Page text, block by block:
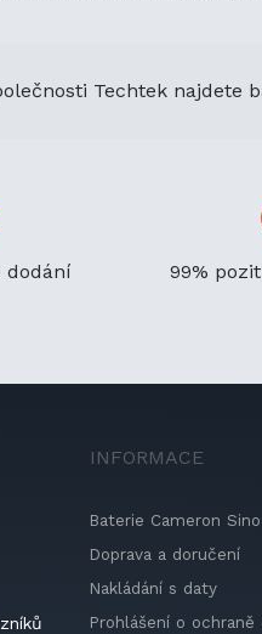
Techtek najdete
dodání 99%
INFORMACE
Baterie Cameron Sino
Doprava a doručení
Nakládání s daty
Prohlášení o ochraně